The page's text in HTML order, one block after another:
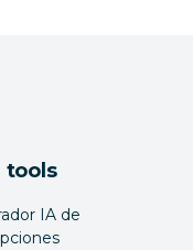
tools
IA de